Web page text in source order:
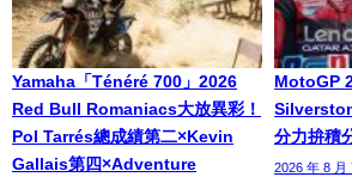
Yamaha「Ténéré 700」2026
Red Bull Romaniacs大放異彩！
Pol Tarrés總成績第二×Kevin
Gallais第四×Adventure
MotoGP
分力拚積
2026 年 8 月